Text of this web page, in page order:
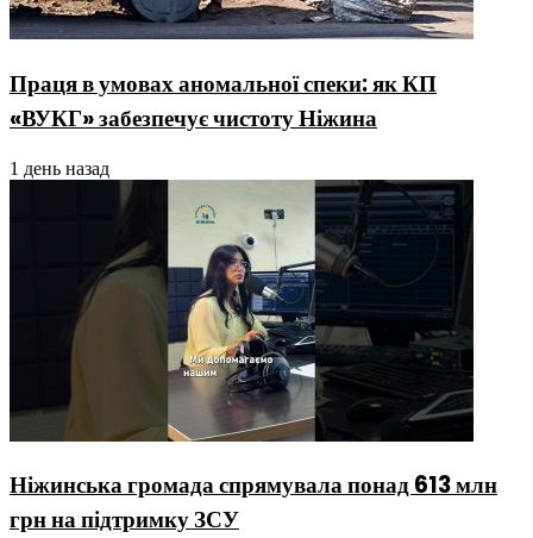
Праця в умовах аномальної спеки: як КП
«ВУКГ» забезпечує чистоту Ніжина
1 день назад
Ніжинська громада спрямувала понад 613 млн
грн на підтримку ЗСУ